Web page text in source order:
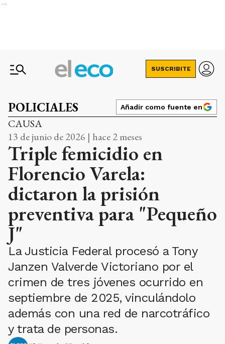
Ads
SUSCRIBITE
POLICIALES Añadir como fuente en
CAUSA
13 de junio de 2026 | hace 2 meses
Triple femicidio en
Florencio Varela:
dictaron la prisión
preventiva para "Pequeño
J"
La Justicia Federal procesó a Tony
Janzen Valverde Victoriano por el
crimen de tres jóvenes ocurrido en
septiembre de 2025, vinculándolo
además con una red de narcotráfico
y trata de personas.